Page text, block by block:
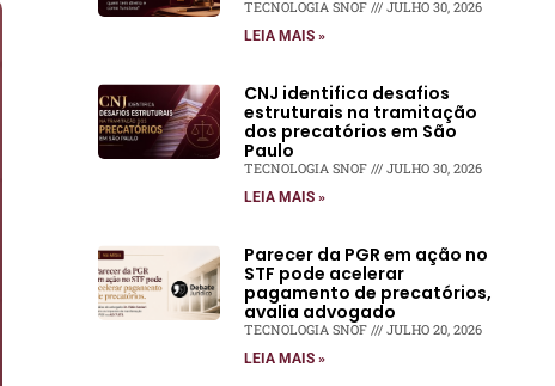
TECNOLOGIA SNOF JULHO 30, 2026
LEIA MAIS »
CNJ identifica desafios
estruturais na tramitação
dos precatórios em São
Paulo
TECNOLOGIA SNOF JULHO 30, 2026
LEIA MAIS »
Parecer da PGR em ação no
STF pode acelerar
pagamento de precatórios,
avalia advogado
TECNOLOGIA SNOF JULHO 20, 2026
LEIA MAIS »